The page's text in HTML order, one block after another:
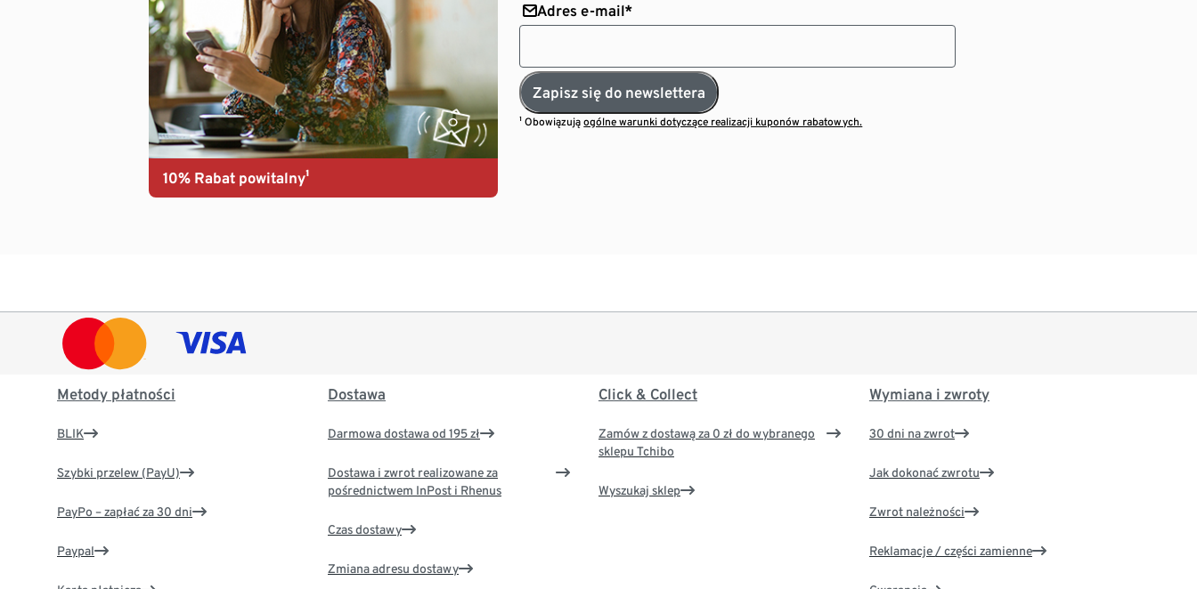
10% Rabat powitalny¹
Adres e-mail*
Zapisz się do newslettera
¹ Obowiązująogólne warunki dotyczące realizacji kuponów rabatowych.
Metody płatności
BLIK
Szybki przelew (PayU)
PayPo – zapłać za 30 dni
Paypal
Dostawa
Darmowa dostawa od 195 zł
Dostawa i zwrot realizowane za
pośrednictwem InPost i Rhenus
Czas dostawy
Zmiana adresu dostawy
Click & Collect
Zamów z dostawą za 0 zł do wybranego
sklepu Tchibo
Wyszukaj sklep
Wymiana i zwroty
30 dni na zwrot
Jak dokonać zwrotu
Zwrot należności
Reklamacje / części zamienne